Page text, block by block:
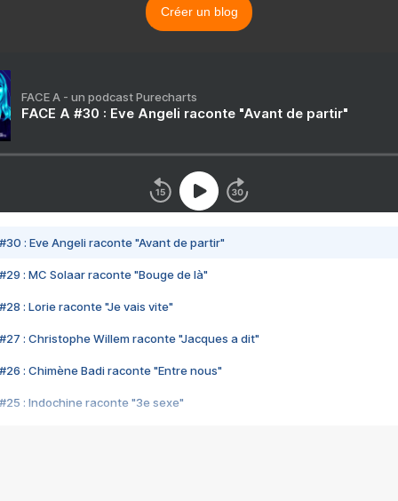
Créer un blog
FACE A - un podcast Purecharts
FACE A #30 : Eve Angeli raconte "Avant de partir"
#30 : Eve Angeli raconte "Avant de partir"
#29 : MC Solaar raconte "Bouge de là"
#28 : Lorie raconte "Je vais vite"
#27 : Christophe Willem raconte "Jacques a dit"
#26 : Chimène Badi raconte "Entre nous"
#25 : Indochine raconte "3e sexe"